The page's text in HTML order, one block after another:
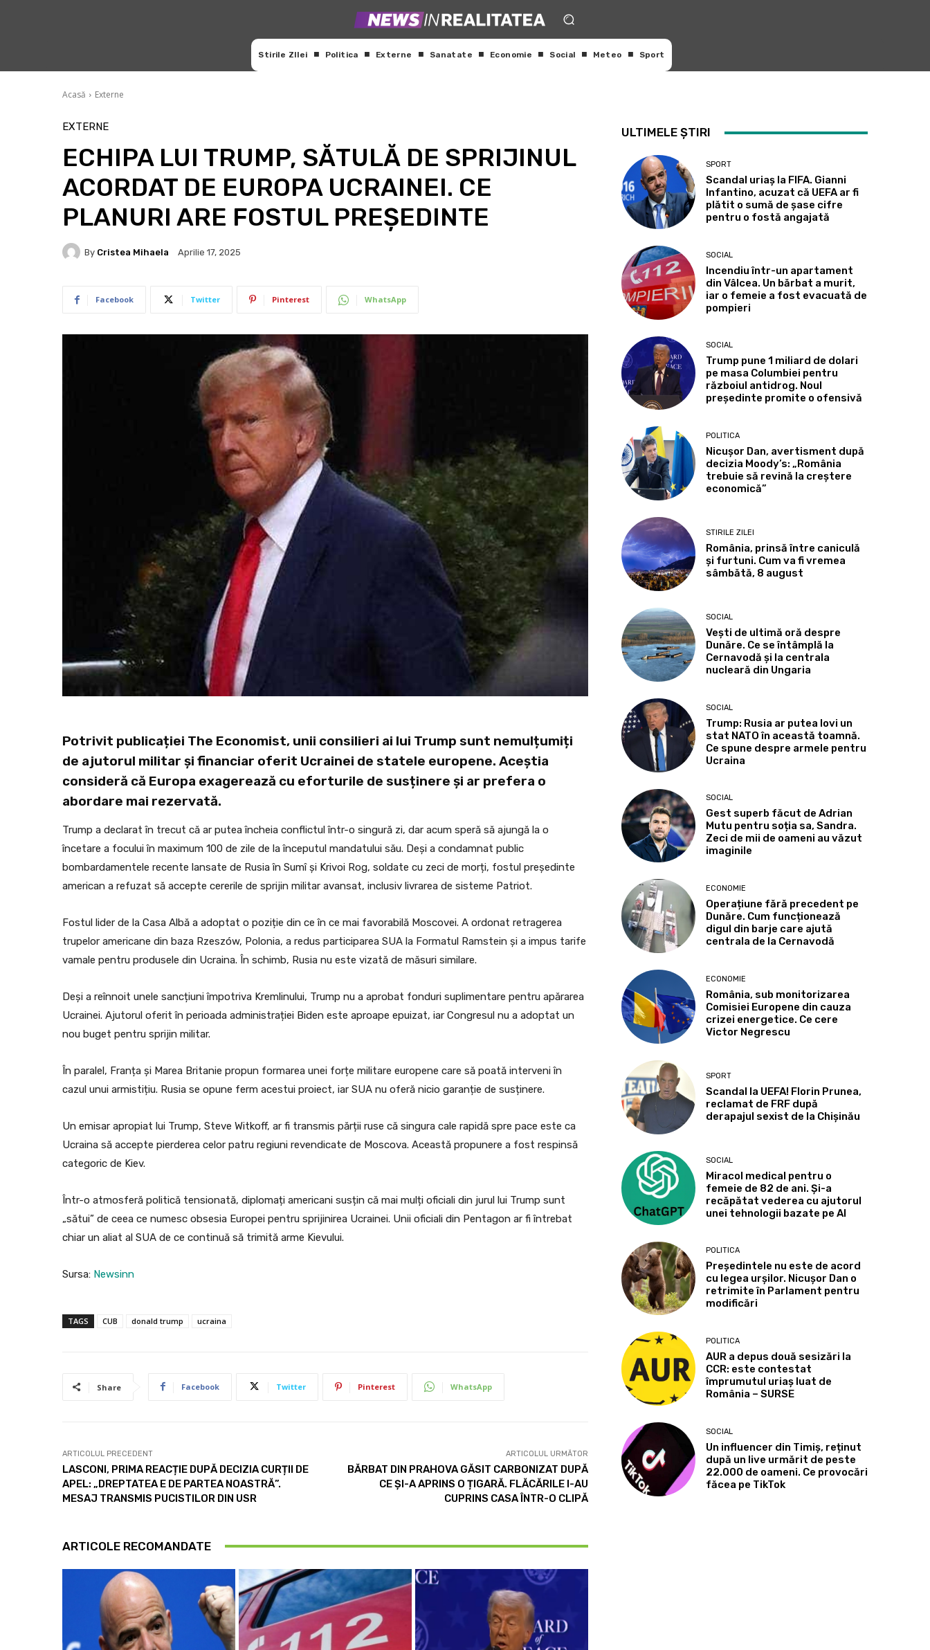
Stirile ZIlei Politica Externe Sanatate Economie Social Meteo Sport
Acasă Externe
EXTERNE
ECHIPA LUI TRUMP, SĂTULĂ DE SPRIJINUL
ACORDAT DE EUROPA UCRAINEI. CE
PLANURI ARE FOSTUL PREȘEDINTE
By Cristea Mihaela Aprilie 17, 2025
Facebook Twitter Pinterest WhatsApp
Potrivit publicației The Economist, unii consilieri ai lui Trump sunt nemulțumiți
de ajutorul militar și financiar oferit Ucrainei de statele europene. Aceștia
consideră că Europa exagerează cu eforturile de susținere și ar prefera o
abordare mai rezervată.
Trump a declarat în trecut că ar putea încheia conflictul într-o singură zi, dar acum speră să ajungă la o
încetare a focului în maximum 100 de zile de la începutul mandatului său. Deși a condamnat public
bombardamentele recente lansate de Rusia în Sumî și Krivoi Rog, soldate cu zeci de morți, fostul președinte
american a refuzat să accepte cererile de sprijin militar avansat, inclusiv livrarea de sisteme Patriot.
Fostul lider de la Casa Albă a adoptat o poziție din ce în ce mai favorabilă Moscovei. A ordonat retragerea
trupelor americane din baza Rzeszów, Polonia, a redus participarea SUA la Formatul Ramstein și a impus tarife
vamale pentru produsele din Ucraina. În schimb, Rusia nu este vizată de măsuri similare.
Deși a reînnoit unele sancțiuni împotriva Kremlinului, Trump nu a aprobat fonduri suplimentare pentru apărarea
Ucrainei. Ajutorul oferit în perioada administrației Biden este aproape epuizat, iar Congresul nu a adoptat un
nou buget pentru sprijin militar.
În paralel, Franța și Marea Britanie propun formarea unei forțe militare europene care să poată interveni în
cazul unui armistițiu. Rusia se opune ferm acestui proiect, iar SUA nu oferă nicio garanție de susținere.
Un emisar apropiat lui Trump, Steve Witkoff, ar fi transmis părții ruse că singura cale rapidă spre pace este ca
Ucraina să accepte pierderea celor patru regiuni revendicate de Moscova. Această propunere a fost respinsă
categoric de Kiev.
Într-o atmosferă politică tensionată, diplomați americani susțin că mai mulți oficiali din jurul lui Trump sunt
„sătui” de ceea ce numesc obsesia Europei pentru sprijinirea Ucrainei. Unii oficiali din Pentagon ar fi întrebat
chiar un aliat al SUA de ce continuă să trimită arme Kievului.
Sursa: Newsinn
TAGS CUB donald trump ucraina
Share Facebook Twitter Pinterest WhatsApp
ARTICOLUL PRECEDENT
LASCONI, PRIMA REACȚIE DUPĂ DECIZIA CURȚII DE
APEL: „DREPTATEA E DE PARTEA NOASTRĂ”.
MESAJ TRANSMIS PUCISTILOR DIN USR
ARTICOLUL URMĂTOR
BĂRBAT DIN PRAHOVA GĂSIT CARBONIZAT DUPĂ
CE ȘI-A APRINS O ȚIGARĂ. FLĂCĂRILE I-AU
CUPRINS CASA ÎNTR-O CLIPĂ
ARTICOLE RECOMANDATE
ULTIMELE ȘTIRI
SPORT
Scandal uriaș la FIFA. Gianni
Infantino, acuzat că UEFA ar fi
plătit o sumă de șase cifre
pentru o fostă angajată
SOCIAL
Incendiu într-un apartament
din Vâlcea. Un bărbat a murit,
iar o femeie a fost evacuată de
pompieri
SOCIAL
Trump pune 1 miliard de dolari
pe masa Columbiei pentru
războiul antidrog. Noul
președinte promite o ofensivă
POLITICA
Nicușor Dan, avertisment după
decizia Moody’s: „România
trebuie să revină la creștere
economică”
STIRILE ZILEI
România, prinsă între caniculă
și furtuni. Cum va fi vremea
sâmbătă, 8 august
SOCIAL
Vești de ultimă oră despre
Dunăre. Ce se întâmplă la
Cernavodă și la centrala
nucleară din Ungaria
SOCIAL
Trump: Rusia ar putea lovi un
stat NATO în această toamnă.
Ce spune despre armele pentru
Ucraina
SOCIAL
Gest superb făcut de Adrian
Mutu pentru soția sa, Sandra.
Zeci de mii de oameni au văzut
imaginile
ECONOMIE
Operațiune fără precedent pe
Dunăre. Cum funcționează
digul din barje care ajută
centrala de la Cernavodă
ECONOMIE
România, sub monitorizarea
Comisiei Europene din cauza
crizei energetice. Ce cere
Victor Negrescu
SPORT
Scandal la UEFA! Florin Prunea,
reclamat de FRF după
derapajul sexist de la Chișinău
SOCIAL
Miracol medical pentru o
femeie de 82 de ani. Și-a
recăpătat vederea cu ajutorul
unei tehnologii bazate pe AI
POLITICA
Președintele nu este de acord
cu legea urșilor. Nicușor Dan o
retrimite în Parlament pentru
modificări
POLITICA
AUR a depus două sesizări la
CCR: este contestat
împrumutul uriaș luat de
România – SURSE
SOCIAL
Un influencer din Timiș, reținut
după un live urmărit de peste
22.000 de oameni. Ce provocări
făcea pe TikTok